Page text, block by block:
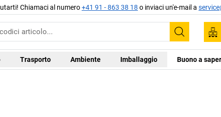
Chiamaci al numero+41 91 - 863 38 18 o inviaci un'e-mail a
Trova
Trasporto Ambiente Imballaggio Buono a